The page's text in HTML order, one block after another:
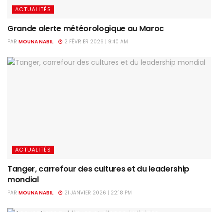
ACTUALITÉS
Grande alerte météorologique au Maroc
PAR MOUNA NABIL 2 FÉVRIER 2026 | 9:40 AM
ACTUALITÉS
Tanger, carrefour des cultures et du leadership
mondial
PAR MOUNA NABIL 21 JANVIER 2026 | 22:18 PM